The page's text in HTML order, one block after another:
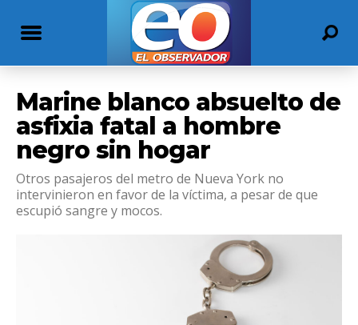
Marine blanco absuelto de
asfixia fatal a hombre
negro sin hogar
Otros pasajeros del metro de Nueva York no
intervinieron en favor de la víctima, a pesar de que
escupió sangre y mocos.